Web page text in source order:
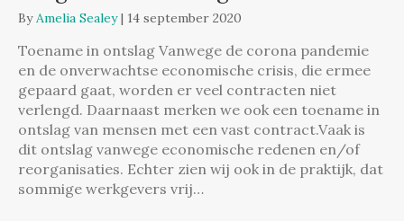
ByAmelia Sealey | 14 september 2020
Toename in ontslag Vanwege de corona pandemie
en de onverwachtse economische crisis, die ermee
gepaard gaat, worden er veel contracten niet
verlengd. Daarnaast merken we ook een toename in
ontslag van mensen met een vast contract.Vaak is
dit ontslag vanwege economische redenen en/of
reorganisaties. Echter zien wij ook in de praktijk, dat
sommige werkgevers vrij…